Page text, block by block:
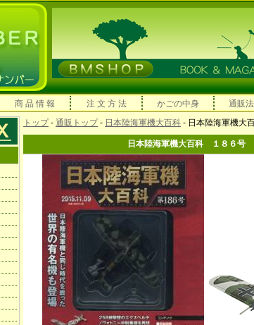
商 品 情 報 注 文 方 法 かごの中身 通販
トップ- 通販トップ- 日本陸海軍機大百科 - 日本陸海軍機大
日本陸海軍機大百科 １８６号